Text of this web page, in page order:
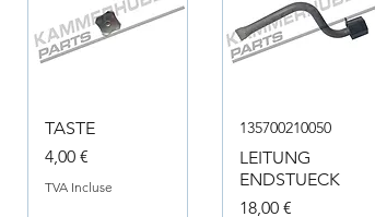
TASTE
Prix
4,00 €
TVA Incluse
135700210050
LEITUNG
ENDSTUECK
Prix
18,00 €